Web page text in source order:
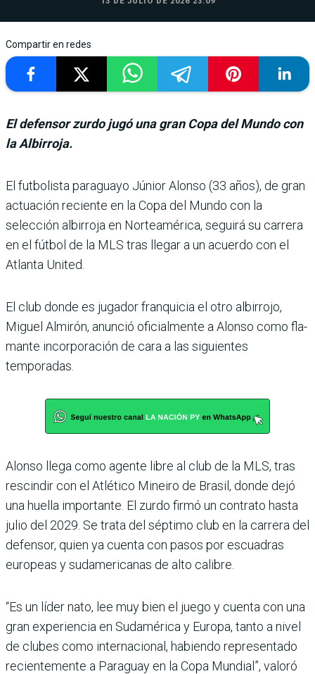
Compartir en redes
El defensor zurdo jugó una gran Copa del Mundo con
la Albirroja.
El futbolista para­guayo Júnior Alonso (33 años), de gran
actuación reciente en la Copa del Mundo con la
selección albirroja en Norteamérica, seguirá su carrera
en el fút­bol de la MLS tras llegar a un acuerdo con el
Atlanta Uni­ted.
El club donde es jugador franquicia el otro albirrojo,
Miguel Almirón, anunció ofi­cialmente a Alonso como fla­
mante incorporación de cara a las siguientes
temporadas.
Alonso llega como agente libre al club de la MLS, tras
rescindir con el Atlético Mineiro de Brasil, donde dejó
una huella importante. El zurdo firmó un contrato hasta
julio del 2029. Se trata del séptimo club en la carrera del
defensor, quien ya cuenta con pasos por escuadras
europeas y sudamericanas de alto calibre.
“Es un líder nato, lee muy bien el juego y cuenta con una
gran experiencia en Sudamérica y Europa, tanto a nivel
de clubes como inter­nacional, habiendo repre­sentado
recientemente a Paraguay en la Copa Mun­dial”, valoró